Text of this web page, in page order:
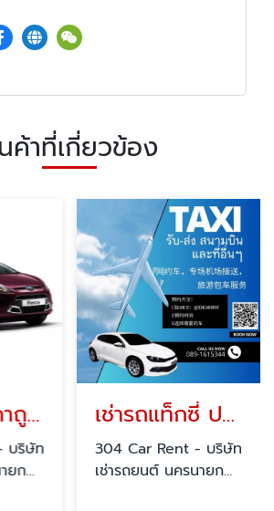
ค้าที่เกี่ยวข้อง
ให้เช่ารถราคาถูก ปราจีนบุรี
บริษัท
ยก
เช่ารถแท็กซี่ ปราจีนบุรี
304 Car Rent - บริษัท
เช่ารถยนต์ นครนายก